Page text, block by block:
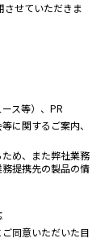
させていただきま
ス等）、PR
に関するご案内、
め、また弊社業務
提携先の製品の情
同意いただいた目